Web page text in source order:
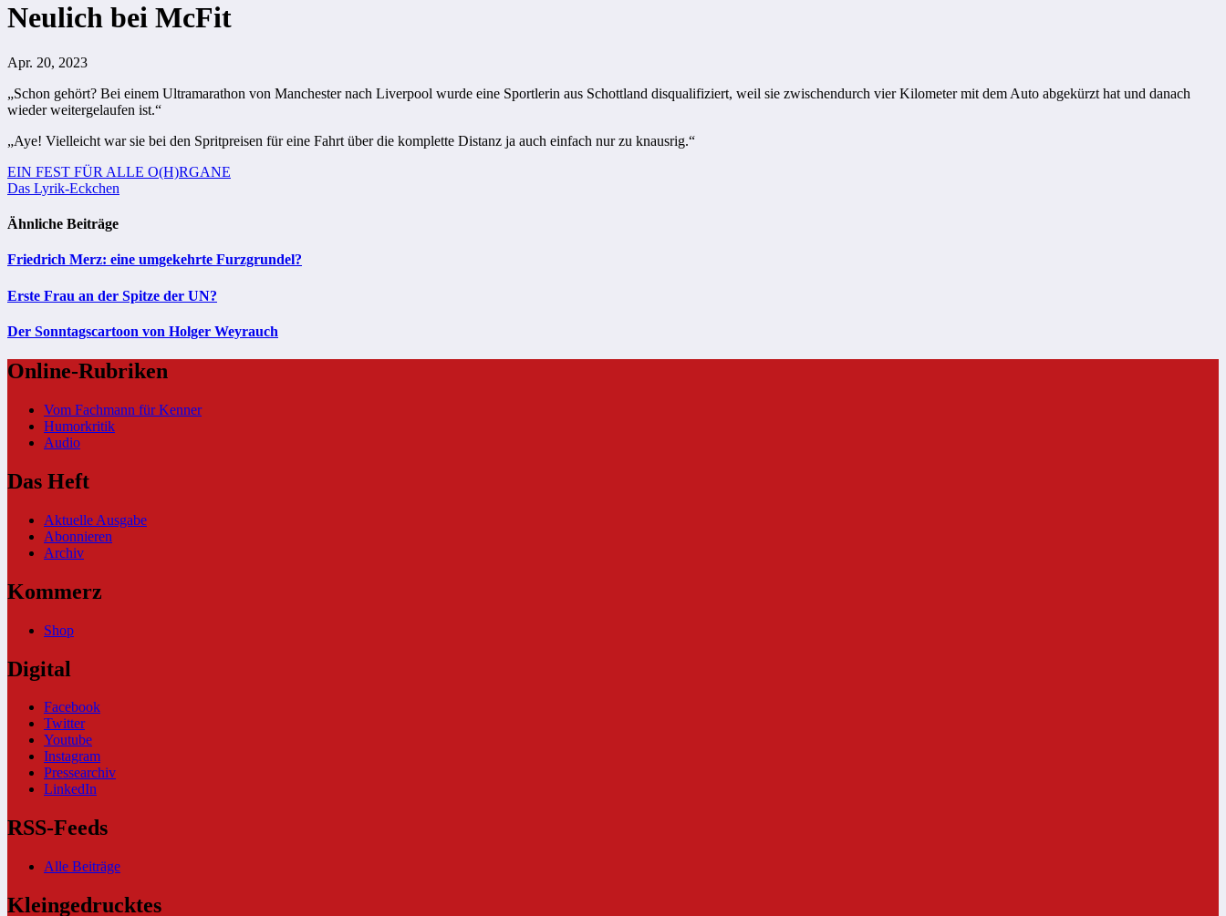
Neulich bei McFit
Apr. 20, 2023
„Schon gehört? Bei einem Ultramarathon von Manchester nach Liverpool wurde eine Sportlerin aus Schottland disqualifiziert, weil sie zwischendurch vier Kilometer mit dem Auto abgekürzt hat und danach
wieder weitergelaufen ist.“
„Aye! Vielleicht war sie bei den Spritpreisen für eine Fahrt über die komplette Distanz ja auch einfach nur zu knausrig.“
Beitragsnavigation
EIN FEST FÜR ALLE O(H)RGANE
Das Lyrik-Eckchen
Ähnliche Beiträge
Friedrich Merz: eine umgekehrte Furzgrundel?
Erste Frau an der Spitze der UN?
Der Sonntagscartoon von Holger Weyrauch
Online-Rubriken
Vom Fachmann für Kenner
Humorkritik
Audio
Das Heft
Aktuelle Ausgabe
Abonnieren
Archiv
Kommerz
Shop
Digital
Facebook
Twitter
Youtube
Instagram
Pressearchiv
LinkedIn
RSS-Feeds
Alle Beiträge
Kleingedrucktes